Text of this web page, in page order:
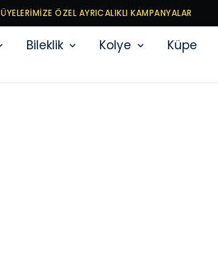
ÜYELERİMİZE ÖZEL AYRICALIKLI KAMPANYALAR
Bileklik Kolye Küpe